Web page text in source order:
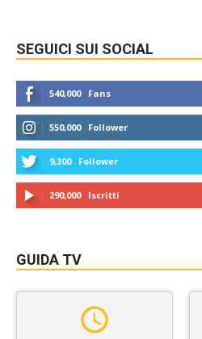
SEGUICI SUI SOCIAL
540,000 Fans
550,000 Follower
9,300 Follower
290,000 Iscritti
GUIDA TV